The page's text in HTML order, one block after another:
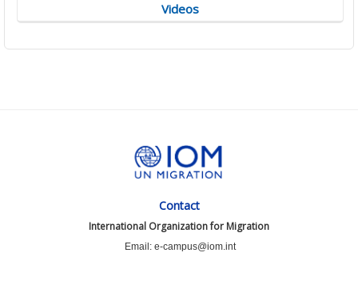
Videos
Contact
International Organization for Migration
Email: e-campus@iom.int